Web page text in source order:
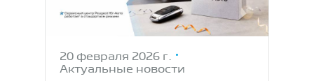
20 февраля 2026 г.
Актуальные новости